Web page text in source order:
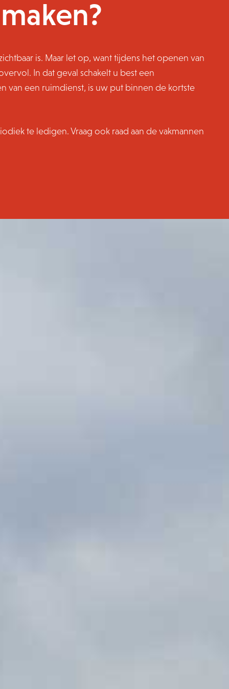
is. Maar let op, want tijdens het openen van
In dat geval schakelt u best een
van een ruimdienst, is uw put binnen de kortste
te ledigen. Vraag ook raad aan de vakmannen